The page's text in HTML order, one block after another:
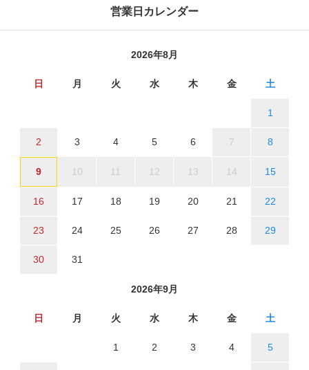
営業日カレンダー
2026年8月
日 月 火 水 木 金 土
1
2 3 4 5 6 7 8
9 10 11 12 13 14 15
16 17 18 19 20 21 22
23 24 25 26 27 28 29
30 31
2026年9月
日 月 火 水 木 金 土
1 2 3 4 5